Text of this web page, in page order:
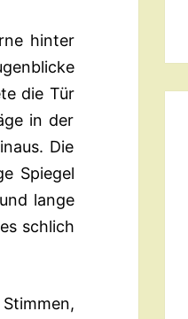
hinter
die Tür
in der
Die
Spiegel
lange
schlich